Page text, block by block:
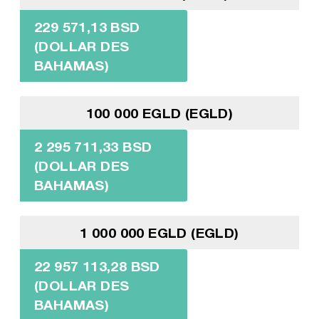
229 571,13 BSD
(DOLLAR DES
BAHAMAS)
100 000 EGLD (EGLD)
2 295 711,33 BSD
(DOLLAR DES
BAHAMAS)
1 000 000 EGLD (EGLD)
22 957 113,28 BSD
(DOLLAR DES
BAHAMAS)